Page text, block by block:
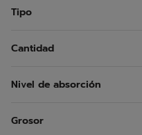
Tipo
Cantidad
Nivel de absorción
Grosor